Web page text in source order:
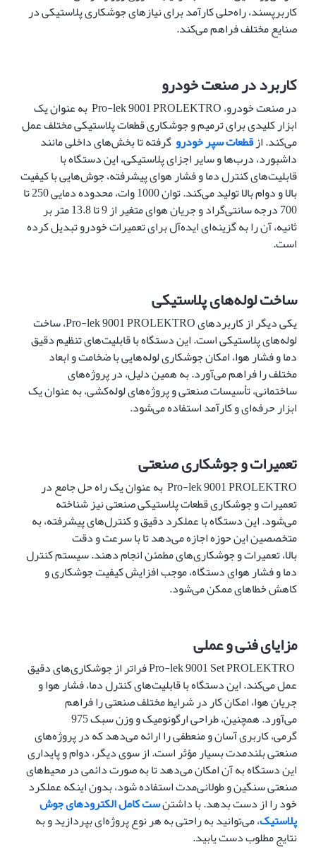
کاربرپسند، راه‌حلی کارآمد برای نیازهای جوشکاری پلاستیکی در
صنایع مختلف فراهم می‌کند.
کاربرد در صنعت خودرو
در صنعت خودرو، Pro-lek 9001 PROLEKTRO به عنوان یک
ابزار کلیدی برای ترمیم و جوشکاری قطعات پلاستیکی مختلف عمل
می‌کند. ازقطعات سپر خودروگرفته تا بخش‌های داخلی مانند
داشبورد، درب‌ها و سایر اجزای پلاستیکی، این دستگاه با
قابلیت‌های کنترل دما و فشار هوای پیشرفته، جوش‌هایی با کیفیت
بالا و دوام بالا تولید می‌کند. توان 1000 وات، محدوده دمایی 250 تا
700 درجه سانتی‌گراد و جریان هوای متغیر از 9 تا 13.8 متر بر
ثانیه، آن را به گزینه‌ای ایده‌آل برای تعمیرات خودرو تبدیل کرده
است.
ساخت لوله‌های پلاستیکی
یکی دیگر از کاربردهای Pro-lek 9001 PROLEKTRO، ساخت
لوله‌های پلاستیکی است. این دستگاه با قابلیت‌های تنظیم دقیق
دما و فشار هوا، امکان جوشکاری لوله‌هایی با ضخامت و ابعاد
مختلف را فراهم می‌آورد. به همین دلیل، در پروژه‌های
ساختمانی، تأسیسات صنعتی و پروژه‌های لوله‌کشی، به عنوان یک
ابزار حرفه‌ای و کارآمد استفاده می‌شود.
تعمیرات و جوشکاری صنعتی
Pro-lek 9001 PROLEKTRO به عنوان یک راه حل جامع در
تعمیرات و جوشکاری قطعات پلاستیکی صنعتی نیز شناخته
می‌شود. این دستگاه با عملکرد دقیق و کنترل‌های پیشرفته، به
متخصصین این حوزه اجازه می‌دهد تا با سرعت و دقت
بالا، تعمیرات و جوشکاری‌های مطمئن انجام دهند. سیستم کنترل
دما و فشار هوای دستگاه، موجب افزایش کیفیت جوشکاری و
کاهش خطاهای ممکن می‌شود.
مزایای فنی و عملی
Pro-lek 9001 Set PROLEKTRO فراتر از جوشکاری‌های دقیق
عمل می‌کند. این دستگاه با قابلیت‌های کنترل دما، فشار هوا و
جریان هوا، امکان کار در شرایط مختلف صنعتی را فراهم
می‌آورد. همچنین، طراحی ارگونومیک و وزن سبک 975
گرمی، کاربری آسان و منعطفی را ارائه می‌دهد که در پروژه‌های
صنعتی بلندمدت بسیار مؤثر است. از سوی دیگر، دوام و پایداری
این دستگاه به آن امکان می‌دهد تا به صورت دائمی در محیط‌های
صنعتی سنگین و طولانی‌مدت استفاده شود، بدون اینکه عملکرد
خود را از دست بدهد. با داشتنست کامل الکترودهای جوش
پلاستیک، می‌توانید به راحتی به هر نوع پروژه‌ای بپردازید و به
نتایج مطلوب دست یابید.